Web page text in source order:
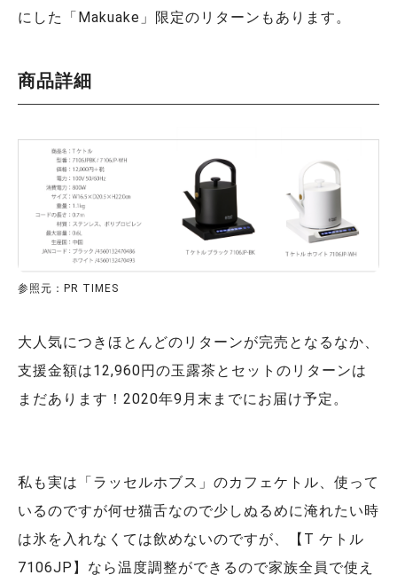
にした「Makuake」限定のリターンもあります。
商品詳細
参照元：PR TIMES
大人気につきほとんどのリターンが完売となるなか、
支援金額は12,960円の玉露茶とセットのリターンは
まだあります！2020年9月末までにお届け予定。
私も実は「ラッセルホブス」のカフェケトル、使って
いるのですが何せ猫舌なので少しぬるめに淹れたい時
は氷を入れなくては飲めないのですが、【T ケトル
7106JP】なら温度調整ができるので家族全員で使え